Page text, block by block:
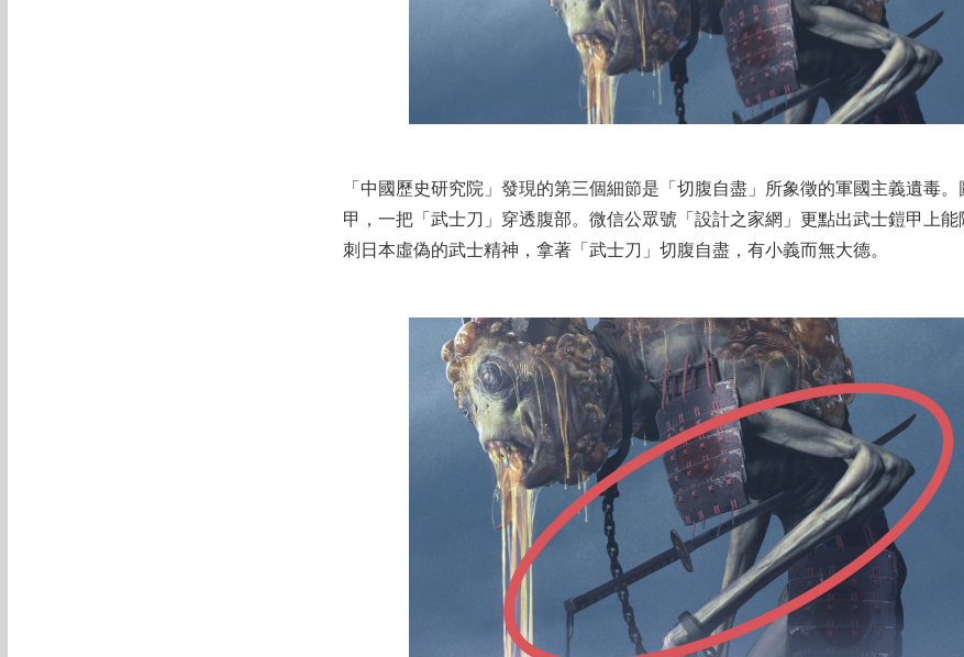
「中國歷史研究院」發現的第三個細節是「切腹自盡」所象徵的軍國主義遺毒
甲，一把「武士刀」穿透腹部。微信公眾號「設計之家網」更點出武士鎧甲上
刺日本虛偽的武士精神，拿著「武士刀」切腹自盡，有小義而無大德。